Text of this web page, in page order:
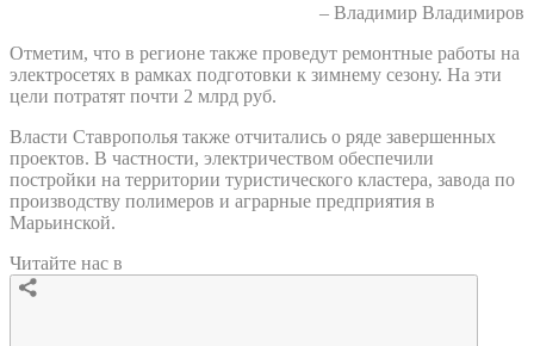
– Владимир Владимиров
Отметим, что в регионе также проведут ремонтные работы на
электросетях в рамках подготовки к зимнему сезону. На эти
цели потратят почти 2 млрд руб.
Власти Ставрополья также отчитались о ряде завершенных
проектов. В частности, электричеством обеспечили
постройки на территории туристического кластера, завода по
производству полимеров и аграрные предприятия в
Марьинской.
Читайте нас в